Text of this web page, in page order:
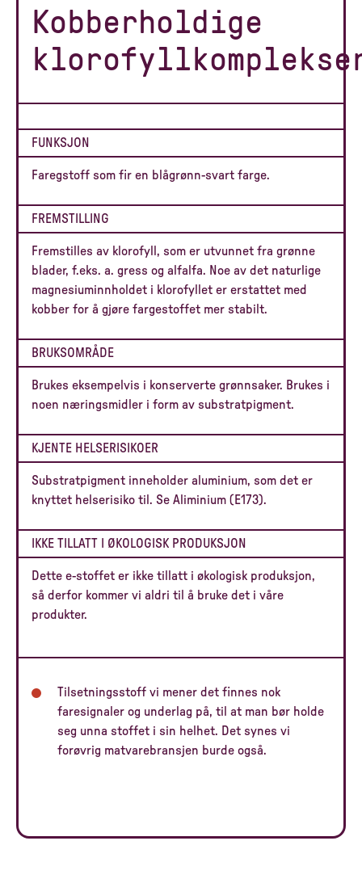
Kobberholdige
FUNKSJON
Faregstoff som fir en blågrønn-svart farge.
FREMSTILLING
Fremstilles av klorofyll, som er utvunnet fra grønne
blader, f.eks. a. gress og alfalfa. Noe av det naturlige
magnesiuminnholdet i klorofyllet er erstattet med
kobber for å gjøre fargestoffet mer stabilt.
BRUKSOMRÅDE
Brukes eksempelvis i konserverte grønnsaker. Brukes i
noen næringsmidler i form av substratpigment.
KJENTE HELSERISIKOER
Substratpigment inneholder aluminium, som det er
knyttet helserisiko til. Se Aliminium (E173).
IKKE TILLATT I ØKOLOGISK PRODUKSJON
Dette e-stoffet er ikke tillatt i økologisk produksjon,
så derfor kommer vi aldri til å bruke det i våre
produkter.
Tilsetningsstoff vi mener det finnes nok
faresignaler og underlag på, til at man bør holde
seg unna stoffet i sin helhet. Det synes vi
forøvrig matvarebransjen burde også.